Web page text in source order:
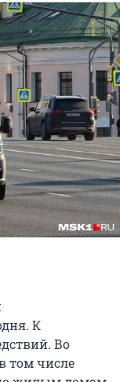
К
Во
том числе